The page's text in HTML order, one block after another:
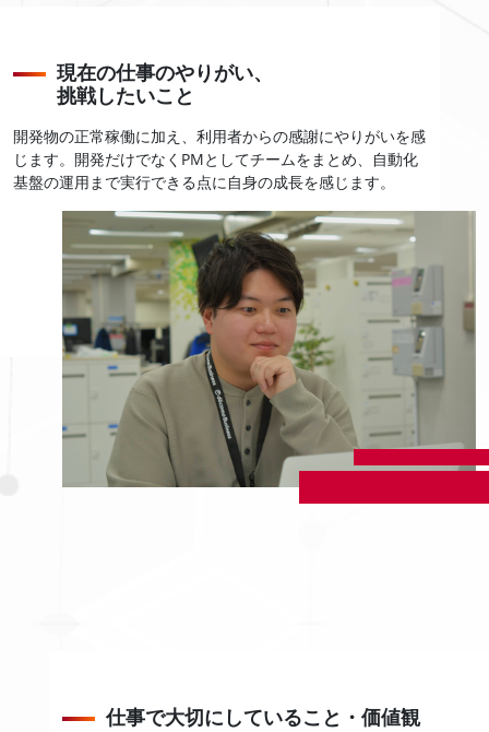
現在の仕事のやりがい、
挑戦したいこと
開発物の正常稼働に加え、利用者からの感謝にやりがいを感
じます。開発だけでなくPMとしてチームをまとめ、自動化
基盤の運用まで実行できる点に自身の成長を感じます。
仕事で⼤切にしていること・価値観